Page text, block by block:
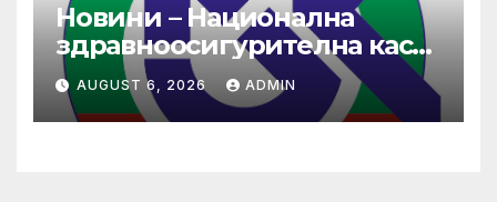
Новини – Национална
здравноосигурителна каса
(НЗОК)
AUGUST 6, 2026 ADMIN